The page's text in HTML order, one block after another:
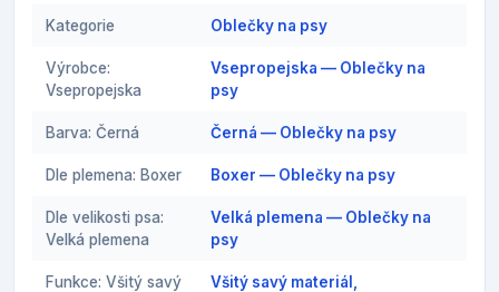
Kategorie Oblečky na psy
Výrobce:
Vsepropejska
Vsepropejska — Oblečky na
psy
Barva: Černá Černá — Oblečky na psy
Dle plemena: Boxer Boxer — Oblečky na psy
Dle velikosti psa:
Velká plemena
Velká plemena — Oblečky na
psy
Funkce: Všitý savý
Všitý savý materiál,